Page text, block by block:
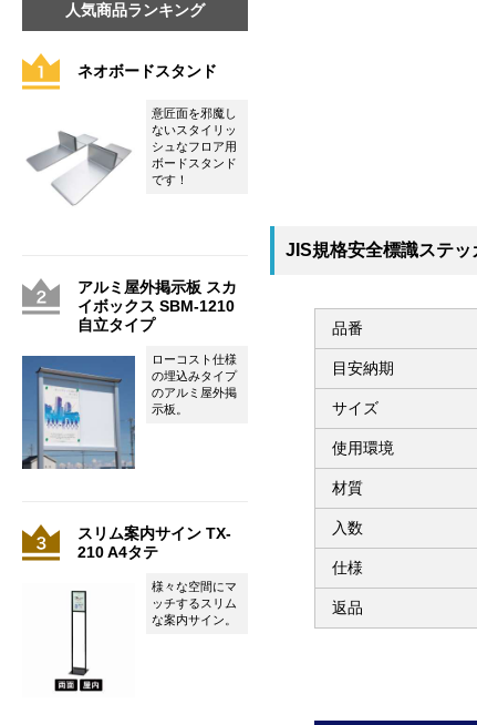
JIS規格安全標識ステ
品番
目安納期
サイズ
使用環境
材質
入数
仕様
返品
人気商品ランキング
ネオボードスタンド
意匠面を邪魔し
ないスタイリッ
シュなフロア用
ボードスタンド
です！
アルミ屋外掲示板 スカ
イボックス SBM-1210
自立タイプ
ローコスト仕様
の埋込みタイプ
のアルミ屋外掲
示板。
スリム案内サイン TX-
210 A4タテ
様々な空間にマ
ッチするスリム
な案内サイン。